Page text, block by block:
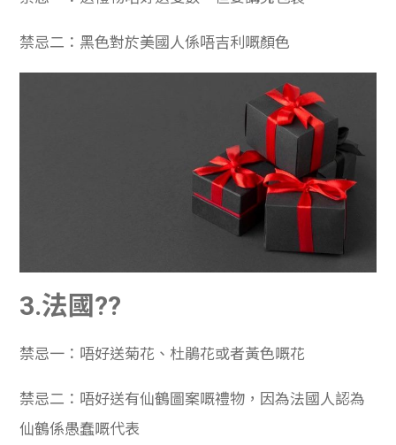
禁忌二：黑色對於美國人係唔吉利嘅顏色
3.法國??
禁忌一：唔好送菊花、杜鵑花或者黃色嘅花
禁忌二：唔好送有仙鶴圖案嘅禮物，因為法國人認為
仙鶴係愚蠢嘅代表